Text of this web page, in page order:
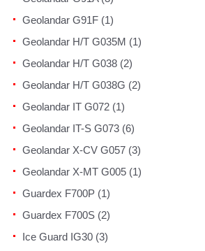
Geolandar G91F (1)
Geolandar H/T G035M (1)
Geolandar H/T G038 (2)
Geolandar H/T G038G (2)
Geolandar IT G072 (1)
Geolandar IT-S G073 (6)
Geolandar X-CV G057 (3)
Geolandar X-MT G005 (1)
Guardex F700P (1)
Guardex F700S (2)
Ice Guard IG30 (3)